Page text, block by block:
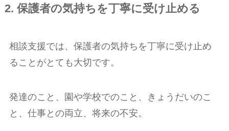
2. 保護者の気持ちを丁寧に受け止める
相談支援では、保護者の気持ちを丁寧に受け止め
ることがとても大切です。
発達のこと、園や学校でのこと、きょうだいのこ
と、仕事との両立、将来の不安。